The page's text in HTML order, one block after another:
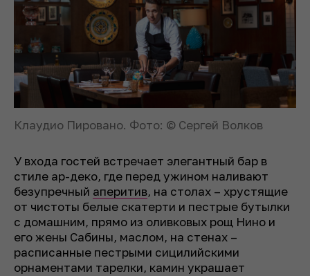
Клаудио Пировано. Фото: © Сергей Волков
У входа гостей встречает элегантный бар в
стиле ар-деко, где перед ужином наливают
безупречный аперитив, на столах – хрустящие
от чистоты белые скатерти и пестрые бутылки
с домашним, прямо из оливковых рощ Нино и
его жены Сабины, маслом, на стенах –
расписанные пестрыми сицилийскими
орнаментами тарелки, камин украшает